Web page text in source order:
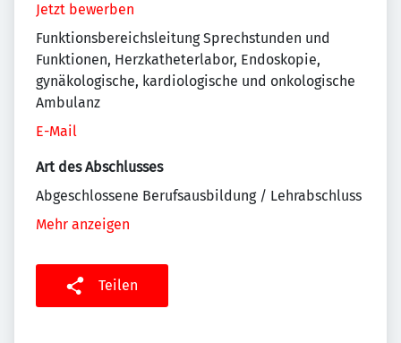
Jetzt bewerben
Funktionsbereichsleitung Sprechstunden und
Funktionen, Herzkatheterlabor, Endoskopie,
gynäkologische, kardiologische und onkologische
Ambulanz
E-Mail
Art des Abschlusses
Abgeschlossene Berufsausbildung / Lehrabschluss
Mehr anzeigen
Teilen